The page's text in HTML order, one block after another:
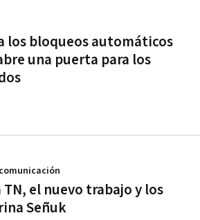
los bloqueos automáticos
una puerta para los
el nuevo trabajo y los
Señuk